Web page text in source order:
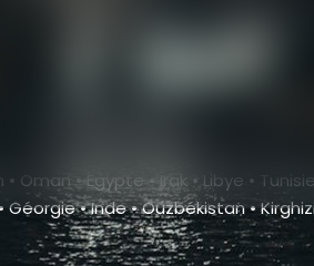
• Égypte • Irak • Libye •
• Inde • Ouzbékistan •